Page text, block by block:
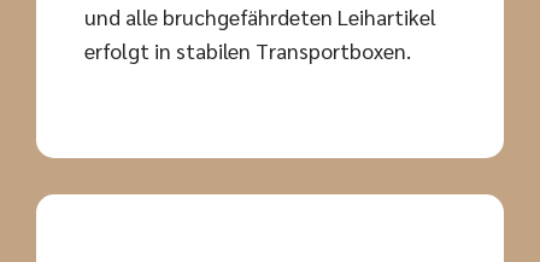
und alle bruchgefährdeten Leihartikel
erfolgt in stabilen Transportboxen.